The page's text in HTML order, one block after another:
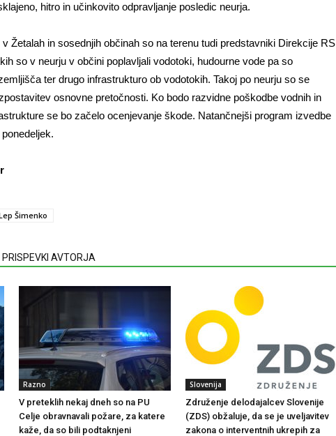
hitro in učinkovito odpravljanje posledic neurja.
v Žetalah in sosednjih občinah so na terenu tudi predstavniki Direkcije RS
so v neurju v občini poplavljali vodotoki, hudourne vode pa so
ter drugo infrastrukturo ob vodotokih. Takoj po neurju so se
osnovne pretočnosti. Ko bodo razvidne poškodbe vodnih in
se bo začelo ocenjevanje škode. Natančnejši program izvedbe
Šimenko
AVTORJA
Razno
V preteklih nekaj dneh so na PU
Celje obravnavali požare, za katere
kaže, da so bili podtaknjeni
Slovenija
Združenje delodajalcev Slovenije
(ZDS) obžaluje, da se je uveljavitev
zakona o interventnih ukrepih za